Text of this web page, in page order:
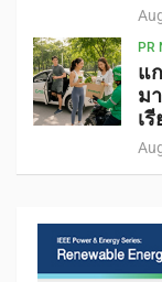
PR
แ
ม
เ